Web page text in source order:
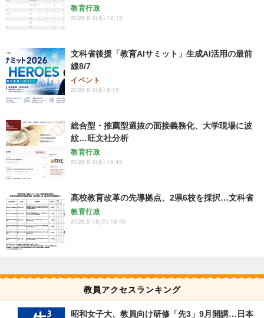
教育行政
2026.6.3(水) 12:15
文科省後援「教育AIサミット」生成AI活用の最前
線8/7
イベント
2026.6.3(水) 9:15
総合型・推薦型選抜の面接義務化、大学現場に波
紋…旺文社分析
教育行政
2026.6.3(水) 18:45
高校教育改革の先導拠点、2県6校を採択…文科省
教育行政
2026.5.18(月) 18:45
教員アクセスランキング
昭和女子大、教員向け研修「先3」9月開講…日本